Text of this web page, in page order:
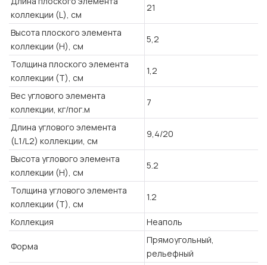
коллекции (L), см
21
Высота плоского элемента
коллекции (H), см
5,2
Толщина плоского элемента
коллекции (T), см
1,2
Вес углового элемента
коллекции, кг/пог.м
7
Длина углового элемента
(L1/L2) коллекции, см
9,4/20
Высота углового элемента
коллекции (H), см
5.2
Толщина углового элемента
коллекции (T), см
1.2
Коллекция Неаполь
Форма
Прямоугольный,
рельефный